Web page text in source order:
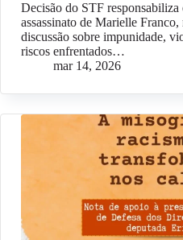
Decisão do STF responsabiliza
assassinato de Marielle Franco,
discussão sobre impunidade,
riscos enfrentados…
mar 14, 2026